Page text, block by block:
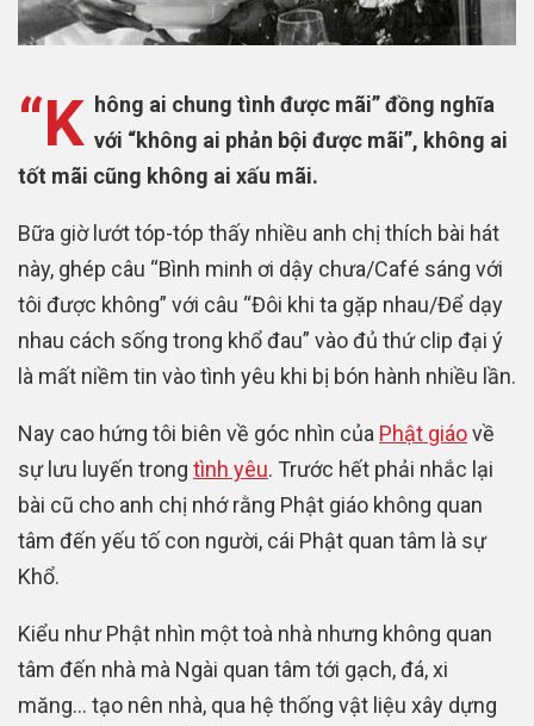
“K hông ai chung tình được mãi” đồng nghĩa
với “không ai phản bội được mãi”, không ai
tốt mãi cũng không ai xấu mãi.
Bữa giờ lướt tóp-tóp thấy nhiều anh chị thích bài hát
này, ghép câu “Bình minh ơi dậy chưa/Café sáng với
tôi được không” với câu “Đôi khi ta gặp nhau/Để dạy
nhau cách sống trong khổ đau” vào đủ thứ clip đại ý
là mất niềm tin vào tình yêu khi bị bón hành nhiều lần.
Nay cao hứng tôi biên về góc nhìn của Phật giáovề
sự lưu luyến trong tình yêu. Trước hết phải nhắc lại
bài cũ cho anh chị nhớ rằng Phật giáo không quan
tâm đến yếu tố con người, cái Phật quan tâm là sự
Khổ.
Kiểu như Phật nhìn một toà nhà nhưng không quan
tâm đến nhà mà Ngài quan tâm tới gạch, đá, xi
măng… tạo nên nhà, qua hệ thống vật liệu xây dựng